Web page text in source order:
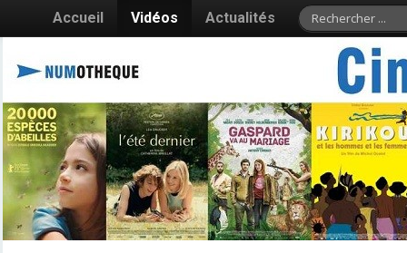
Accueil Vidéos Actualités